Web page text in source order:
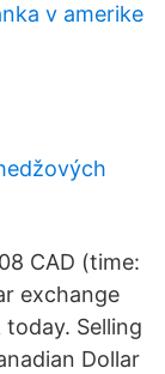
v amerike
CAD (time:
exchange
today. Selling
Dollar